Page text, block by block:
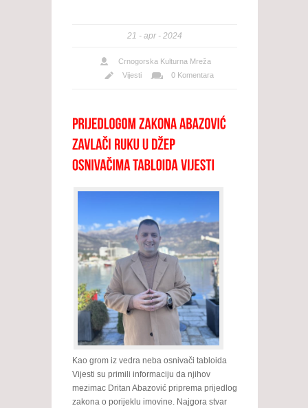
21 apr 2024
Crnogorska Kulturna Mreža
Vijesti
0 Komentara
Kao grom iz vedra neba osnivači tabloida
Vijesti su primili informaciju da njihov
mezimac Dritan Abazović priprema prijedlog
zakona o porijeklu imovine. Najgora stvar